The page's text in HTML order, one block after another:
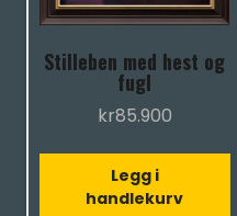
Stilleben med hest og
fugl
kr85.900
Legg i
handlekurv